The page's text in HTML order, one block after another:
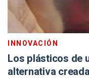
INNOVACIÓN
Los plásticos de
alternativa